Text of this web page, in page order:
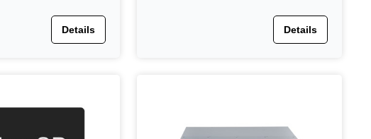
Details Details